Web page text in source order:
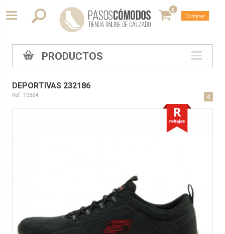
0
Comprar
PRODUCTOS
DEPORTIVAS 232186
Ref. 10364